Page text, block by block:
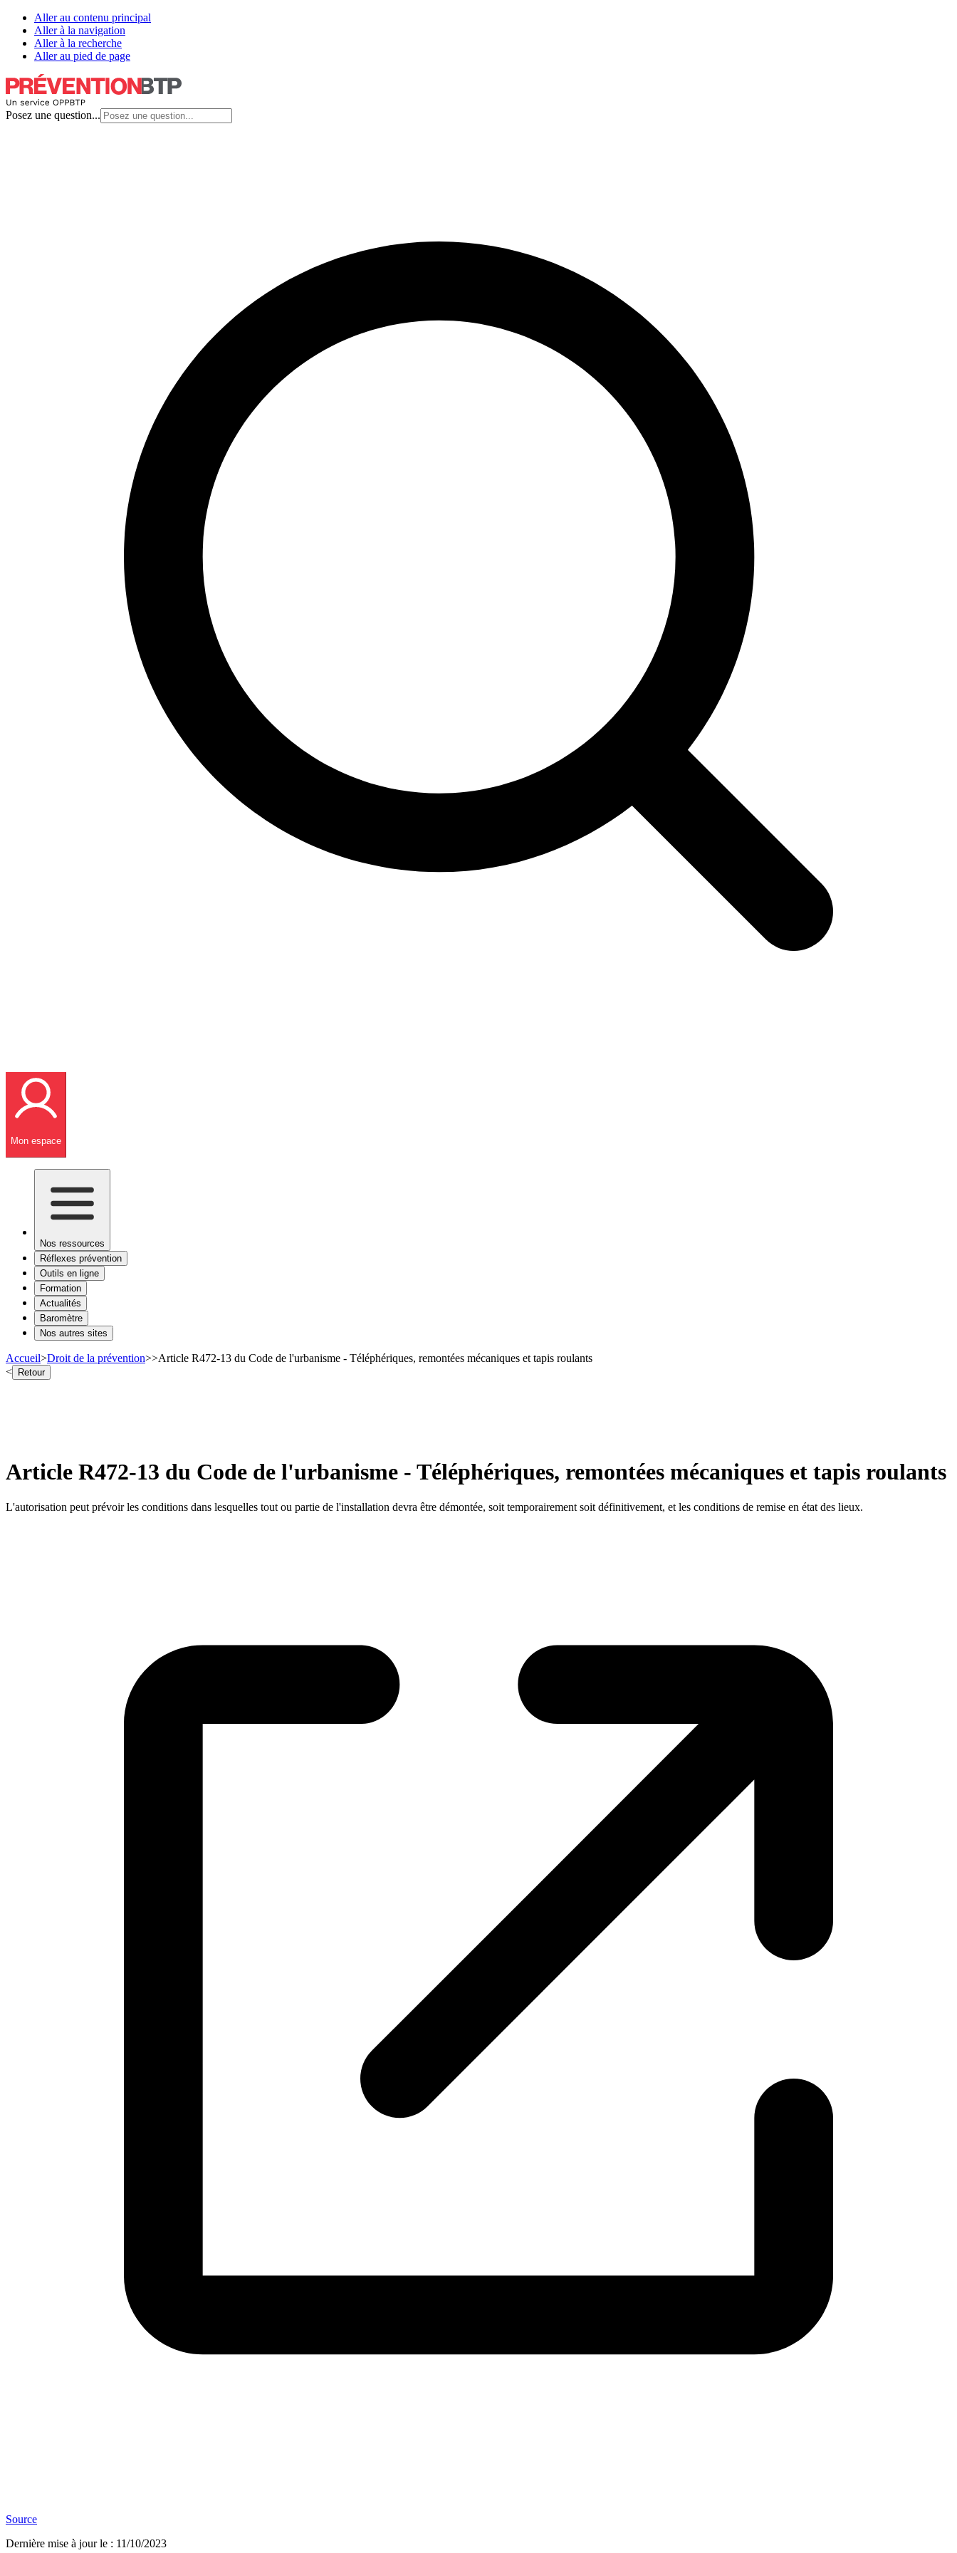
Aller au contenu principal
Aller à la navigation
Aller à la recherche
Aller au pied de page
Posez une question...
Mon espace
Nos ressources
Réflexes prévention
Outils en ligne
Formation
Actualités
Baromètre
Nos autres sites
Accueil>Droit de la prévention>>Article R472-13 du Code de l'urbanisme - Téléphériques, remontées mécaniques et tapis roulants
< Retour
Article R472-13 du Code de l'urbanisme - Téléphériques, remontées mécaniques et tapis roulants
L'autorisation peut prévoir les conditions dans lesquelles tout ou partie de l'installation devra être démontée, soit temporairement soit définitivement, et les conditions de remise en état des lieux.
Source
Dernière mise à jour le : 11/10/2023